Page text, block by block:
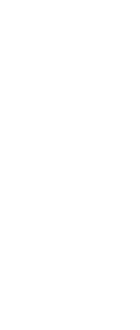
específicos para
o en sesiones
desviaciones)
como el
que
órdenes límite o
y ejecución.
parte del